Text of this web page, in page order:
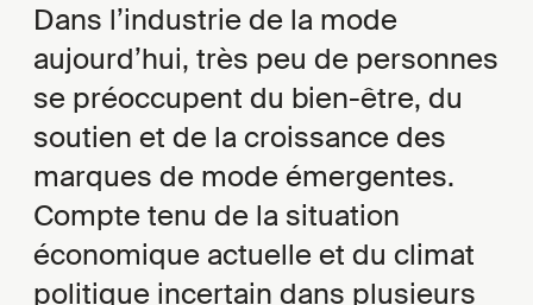
Dans l’industrie de la mode
aujourd’hui, très peu de personnes
se préoccupent du bien-être, du
soutien et de la croissance des
marques de mode émergentes.
Compte tenu de la situation
économique actuelle et du climat
politique incertain dans plusieurs